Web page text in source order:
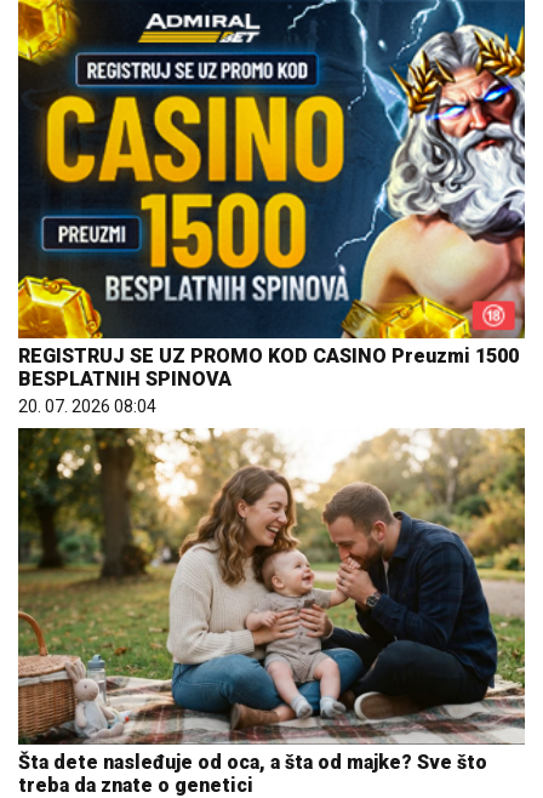
REGISTRUJ SE UZ PROMO KOD CASINO Preuzmi 1500
BESPLATNIH SPINOVA
20. 07. 2026 08:04
Šta dete nasleđuje od oca, a šta od majke? Sve što
treba da znate o genetici